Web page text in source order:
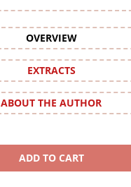
OVERVIEW
EXTRACTS
ABOUT THE AUTHOR